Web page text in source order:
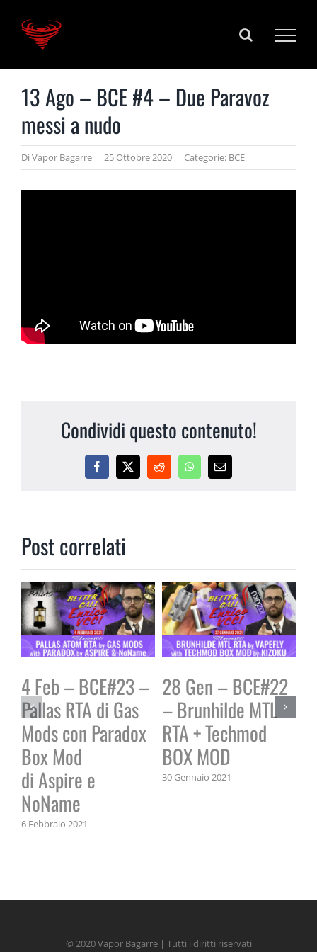
13 Ago – BCE #4 – Due Paravoz
messi a nudo
Di Vapor Bagarre | 25 Ottobre 2020 | Categorie: BCE
Condividi questo contenuto!
Facebook
X RedditWhatsApp
Email
Post correlati
4 Feb – BCE#23 –
Pallas RTA di Gas
Mods con Paradox
Box Mod
di Aspire e
NoName
6 Febbraio 2021
28 Gen – BCE#22
– Brunhilde MTL
RTA + Techmod
BOX MOD
30 Gennaio 2021
© 2020 Vapor Bagarre | Tutti i diritti riservati